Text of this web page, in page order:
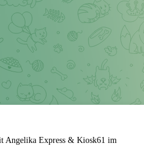
Angelika Express & Kiosk61 im